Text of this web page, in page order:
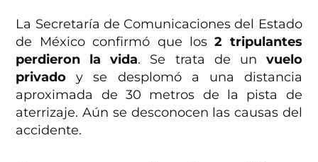
La Secretaría de Comunicaciones del Estado
de México confirmó que los2 tripulantes
perdieron la vida. Se trata de un vuelo
privado y se desplomó a una distancia
aproximada de 30 metros de la pista de
aterrizaje. Aún se desconocen las causas del
accidente.